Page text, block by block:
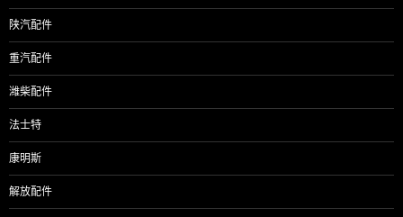
陕汽配件
重汽配件
潍柴配件
法士特
康明斯
解放配件